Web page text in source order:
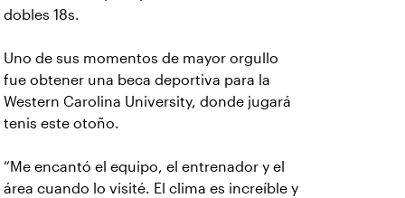
dobles 18s.
Uno de sus momentos de mayor orgullo
fue obtener una beca deportiva para la
Western Carolina University, donde jugará
tenis este otoño.
“Me encantó el equipo, el entrenador y el
área cuando lo visité. El clima es increíble y